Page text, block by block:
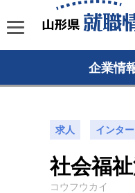
企業情
求人 インタ
社会福
コウフウカイ